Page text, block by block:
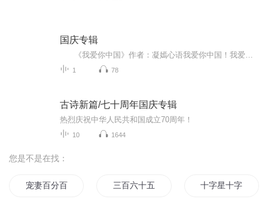
国庆专辑
1 78
古诗新篇/七十周年国庆专辑
热烈庆祝中华人民共和国成立70周年！
10 1644
您是不是在找：
宠妻百分百豪门老公周一见三百六十五 十字星十字路